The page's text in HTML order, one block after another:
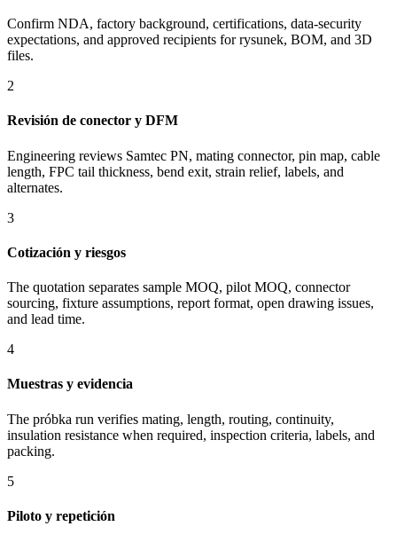
Confirm NDA, factory background, certifications, data-security
expectations, and approved recipients for rysunek, BOM, and 3D
files.
2
Revisión de conector y DFM
Engineering reviews Samtec PN, mating connector, pin map, cable
length, FPC tail thickness, bend exit, strain relief, labels, and
alternates.
3
Cotización y riesgos
The quotation separates sample MOQ, pilot MOQ, connector
sourcing, fixture assumptions, report format, open drawing issues,
and lead time.
4
Muestras y evidencia
The próbka run verifies mating, length, routing, continuity,
insulation resistance when required, inspection criteria, labels, and
packing.
5
Piloto y repetición